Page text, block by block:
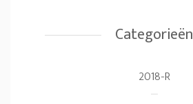
Categorieën
2018-R